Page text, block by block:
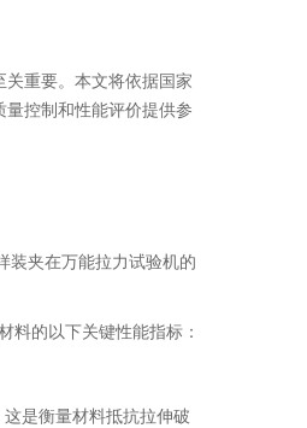
重要。本文将依据国家
控制和性能评价提供参
装夹在万能拉力试验机的
料的以下关键性能指标：
这是衡量材料抵抗拉伸破